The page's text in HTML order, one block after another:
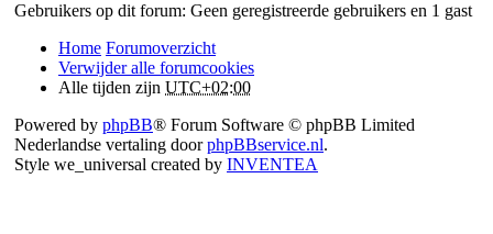
Gebruikers op dit forum: Geen geregistreerde gebruikers en 1 gast
Home Forumoverzicht
Verwijder alle forumcookies
Alle tijden zijn UTC+02:00
Powered by phpBB® Forum Software © phpBB Limited
Nederlandse vertaling doorphpBBservice.nl.
Style we_universal created by INVENTEA